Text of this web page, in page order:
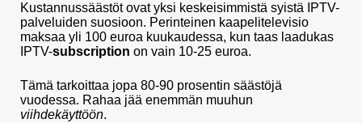
Kustannussäästöt ovat yksi keskeisimmistä syistä IPTV-
palveluiden suosioon. Perinteinen kaapelitelevisio
maksaa yli 100 euroa kuukaudessa, kun taas laadukas
IPTV-subscription on vain 10-25 euroa.
Tämä tarkoittaa jopa 80-90 prosentin säästöjä
vuodessa. Rahaa jää enemmän muuhun
viihdekäyttöön.